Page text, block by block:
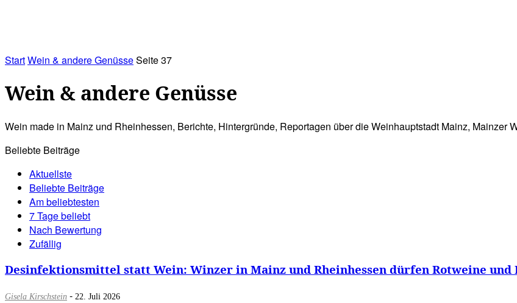
StartWein & andere GenüsseSeite 37
Wein & andere Genüsse
Wein made in Mainz und Rheinhessen, Berichte, Hintergründe, Reportagen über die Weinhauptstadt Mainz, Mainzer
Beliebte Beiträge
Aktuellste
Beliebte Beiträge
Am beliebtesten
7 Tage beliebt
Nach Bewertung
Zufällig
Desinfektionsmittel statt Wein: Winzer in Mainz und Rheinhessen dürfen Rotweine und
Gisela Kirschstein - 22. Juli 2026